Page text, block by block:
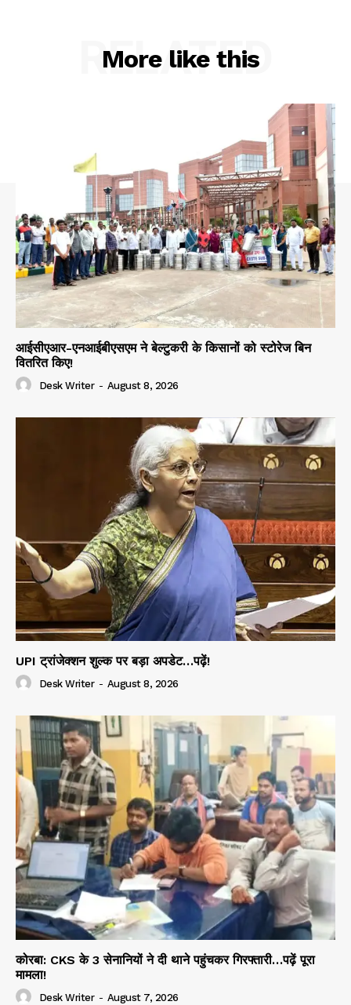
More like this
RELATED
आईसीएआर-एनआईबीएसएम ने बेल्टुकरी के किसानों को स्टोरेज बिन
वितरित किए!
Desk Writer - August 8, 2026
UPI ट्रांजेक्शन शुल्क पर बड़ा अपडेट…पढ़ें!
Desk Writer - August 8, 2026
कोरबा: CKS के 3 सेनानियों ने दी थाने पहुंचकर गिरफ्तारी…पढ़ें पूरा
मामला!
Desk Writer - August 7, 2026